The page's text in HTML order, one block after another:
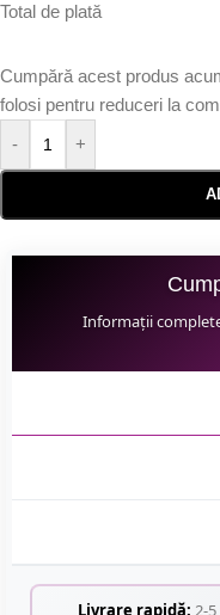
Total de plată
Cumpără acest produs
folosi pentru reduceri la
-
+
Informații
Livrare rapidă: 2-